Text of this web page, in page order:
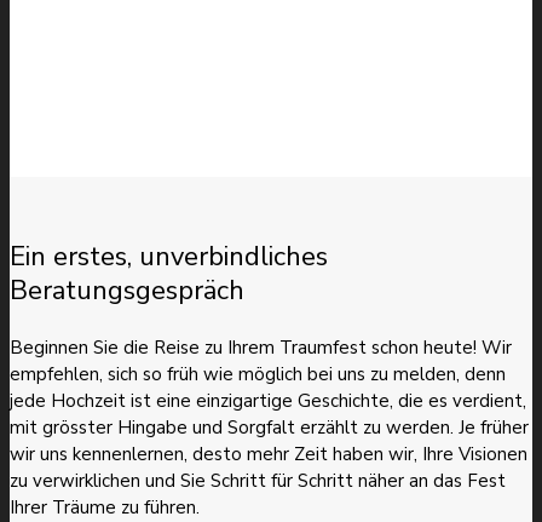
Ein erstes, unverbindliches
Beratungsgespräch
Beginnen Sie die Reise zu Ihrem Traumfest schon heute! Wir
empfehlen, sich so früh wie möglich bei uns zu melden, denn
jede Hochzeit ist eine einzigartige Geschichte, die es verdient,
mit grösster Hingabe und Sorgfalt erzählt zu werden. Je früher
wir uns kennenlernen, desto mehr Zeit haben wir, Ihre Visionen
zu verwirklichen und Sie Schritt für Schritt näher an das Fest
Ihrer Träume zu führen.